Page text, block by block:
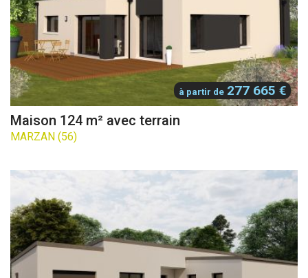
à partir de 277 665 €
Maison 124 m² avec terrain
MARZAN (56)